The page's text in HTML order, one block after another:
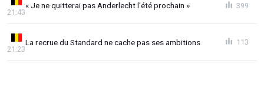
« Je ne quitterai pas Anderlecht l'été prochain »
21:43
399
La recrue du Standard ne cache pas ses ambitions
21:23
113